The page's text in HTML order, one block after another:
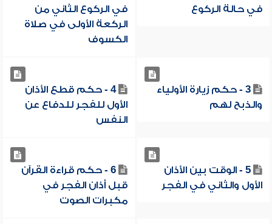
في حالة الركوع
في الركوع الثاني من
الركعة الأولى في صلاة
الكسوف
3 - حكم زيارة الأولياء
والذبح لهم
4 - حكم قطع الأذان
الأول للفجر للدفاع عن
النفس
5 - الوقت بين الأذان
الأول والثاني في الفجر
6 - حكم قراءة القرآن
قبل أذان الفجر في
مكبرات الصوت